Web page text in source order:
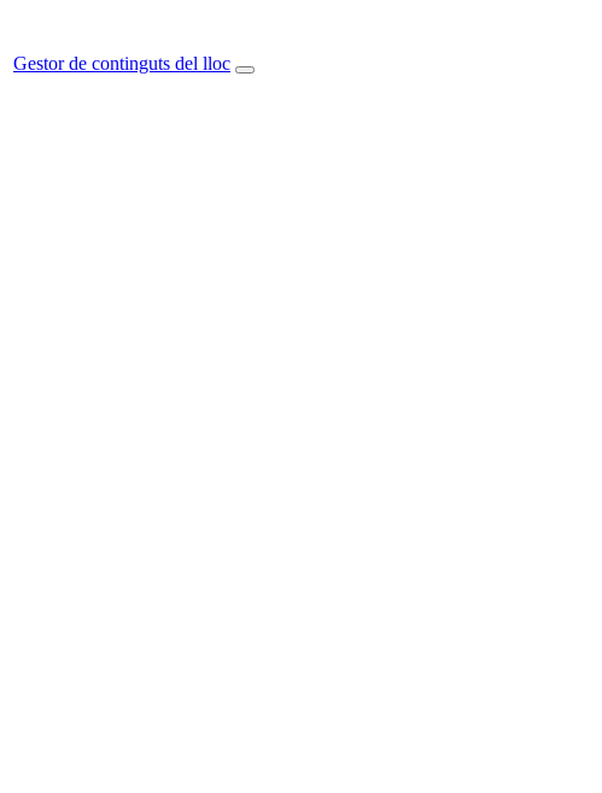
Gestor de continguts del lloc